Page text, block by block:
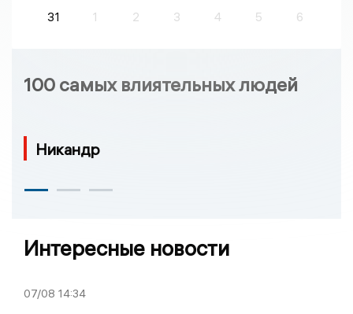
31
1 2 3 4 5 6
100 самых влиятельных людей
Никандр
Интересные новости
07/08 14:34